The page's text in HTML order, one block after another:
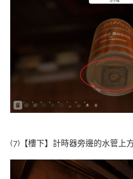
(7)【樓下】計時器旁邊的水管上